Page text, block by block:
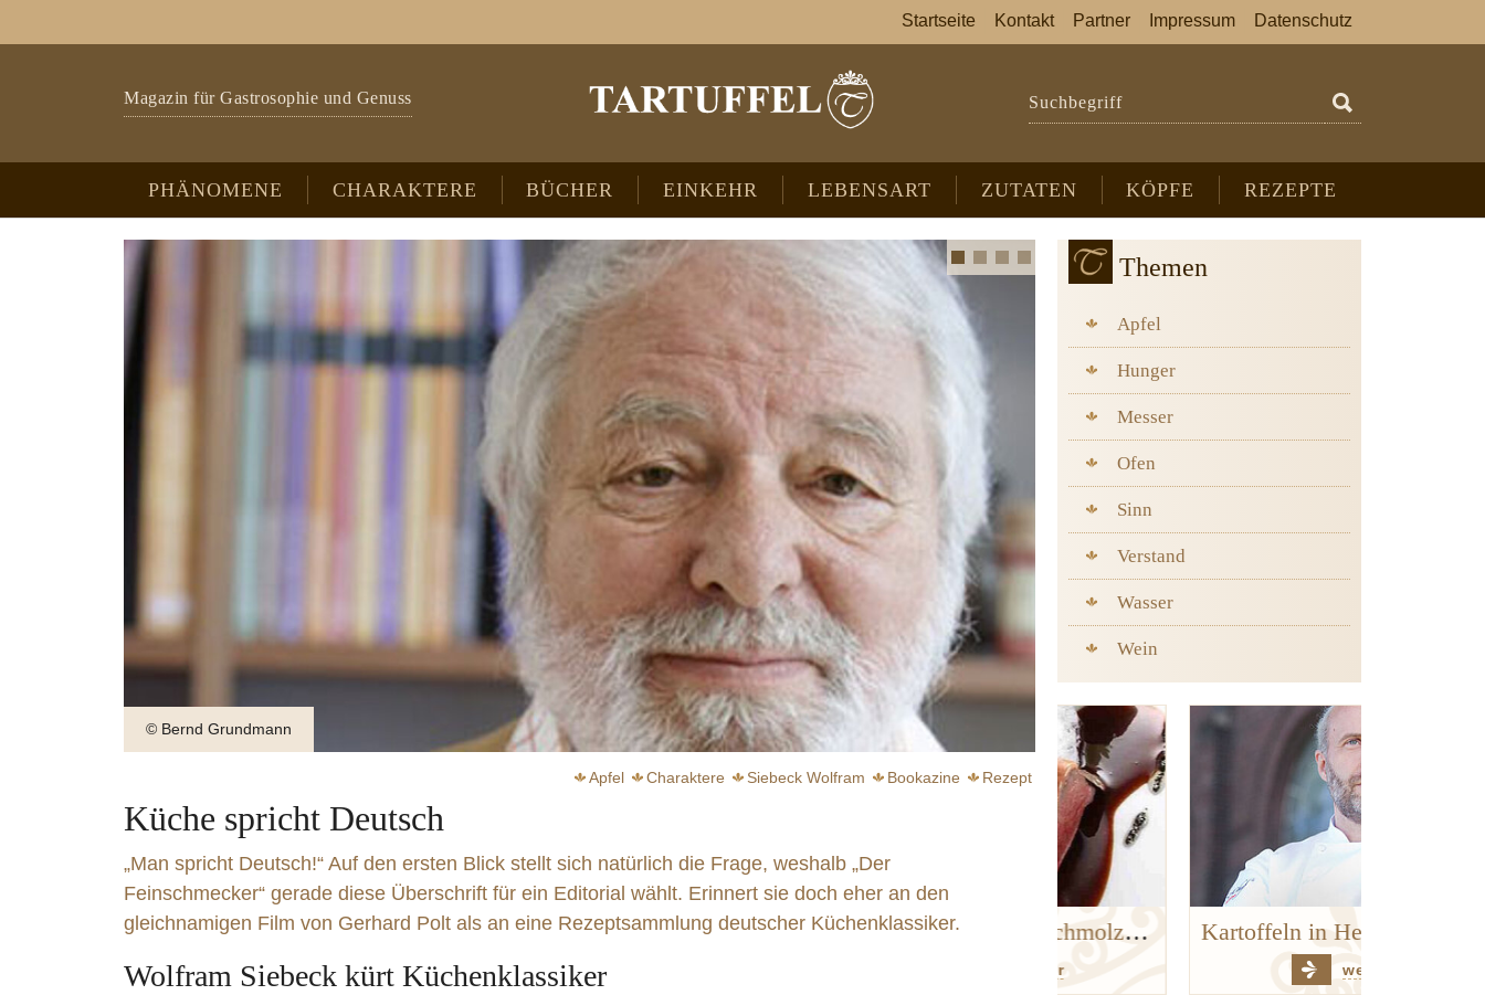
Magazin für Gastrosophie und Genuss Suchbegriff
PHÄNOMENE CHARAKTERE BÜCHER EINKEHR LEBENSART ZUTATEN KÖPFE REZEPTE
Startseite Kontakt Partner Impressum Datenschutz
© Bernd Grundmann
Apfel Charaktere Siebeck Wolfram Bookazine Rezept
Küche spricht Deutsch
„Man spricht Deutsch!“ Auf den ersten Blick stellt sich natürlich die Frage, weshalb „Der
Feinschmecker“ gerade diese Überschrift für ein Editorial wählt. Erinnert sie doch eher an den
gleichnamigen Film von Gerhard Polt als an eine Rezeptsammlung deutscher Küchenklassiker.
Wolfram Siebeck kürt Küchenklassiker
Themen
Apfel
Hunger
Messer
Ofen
Sinn
Verstand
Wasser
Wein
Saiblingstatar
weiter
Auf den Spuren der Bergischen Küchenklassiker
weiter
Kartoffeln in Heu